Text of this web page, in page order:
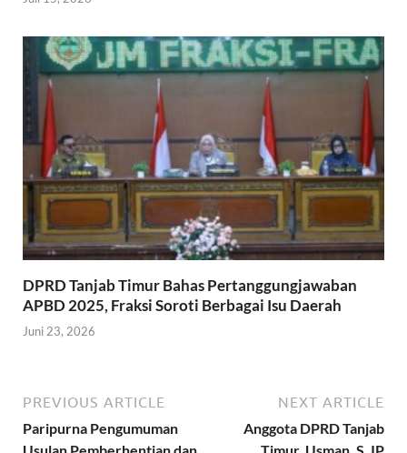
DPRD Tanjab Timur Bahas Pertanggungjawaban
APBD 2025, Fraksi Soroti Berbagai Isu Daerah
Juni 23, 2026
PREVIOUS ARTICLE
Paripurna Pengumuman
NEXT ARTICLE
Anggota DPRD Tanjab